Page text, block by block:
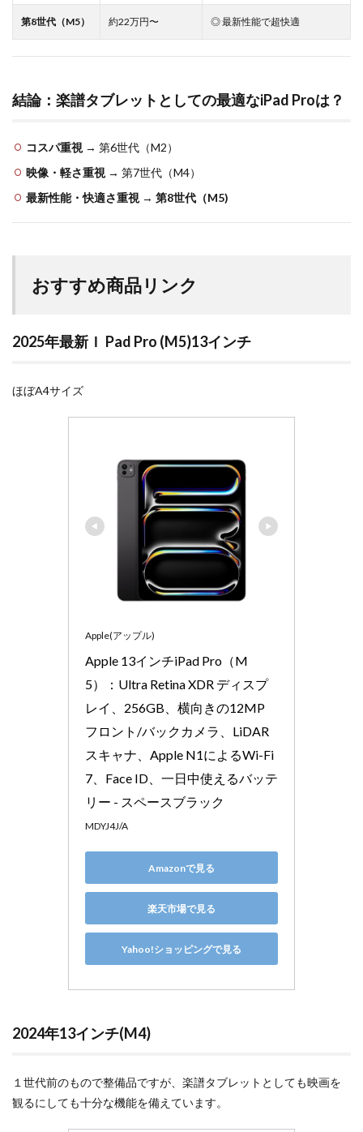
第8世代（M5） 約22万円〜 ◎ 最新性能で超快適
結論：楽譜タブレットとしての最適なiPad Proは？
コスパ重視 → 第6世代（M2）
映像・軽さ重視 → 第7世代（M4）
最新性能・快適さ重視 → 第8世代（M5)
おすすめ商品リンク
2025年最新Ｉ Pad Pro (M5)13インチ
ほぼA4サイズ
Apple(アップル)
Apple 13インチiPad Pro（M
5）：Ultra Retina XDR ディスプ
レイ、256GB、横向きの12MP
フロント/バックカメラ、LiDAR
スキャナ、Apple N1によるWi-Fi
7、Face ID、一日中使えるバッテ
リー - スペースブラック
MDYJ4J/A
Amazonで見る
楽天市場で見る
Yahoo!ショッピングで見る
2024年13インチ(M4)
１世代前のもので整備品ですが、楽譜タブレットとしても映画を
観るにしても十分な機能を備えています。